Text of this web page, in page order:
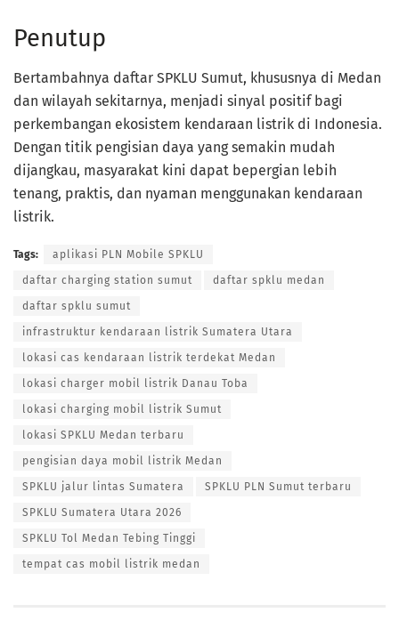
Penutup
Bertambahnya daftar SPKLU Sumut, khususnya di Medan
dan wilayah sekitarnya, menjadi sinyal positif bagi
perkembangan ekosistem kendaraan listrik di Indonesia.
Dengan titik pengisian daya yang semakin mudah
dijangkau, masyarakat kini dapat bepergian lebih
tenang, praktis, dan nyaman menggunakan kendaraan
listrik.
Tags: aplikasi PLN Mobile SPKLU
daftar charging station sumut daftar spklu medan
daftar spklu sumut
infrastruktur kendaraan listrik Sumatera Utara
lokasi cas kendaraan listrik terdekat Medan
lokasi charger mobil listrik Danau Toba
lokasi charging mobil listrik Sumut
lokasi SPKLU Medan terbaru
pengisian daya mobil listrik Medan
SPKLU jalur lintas Sumatera SPKLU PLN Sumut terbaru
SPKLU Sumatera Utara 2026
SPKLU Tol Medan Tebing Tinggi
tempat cas mobil listrik medan